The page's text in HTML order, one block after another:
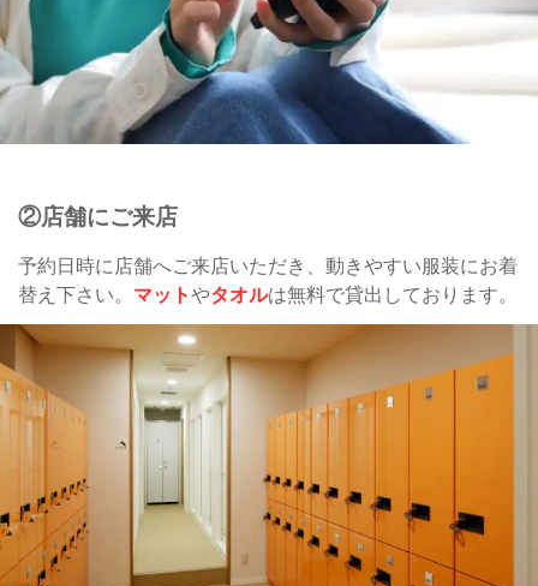
②店舗にご来店
予約日時に店舗へご来店いただき、動きやすい服装にお着
替え下さい。 マットやタオルは無料で貸出しております。